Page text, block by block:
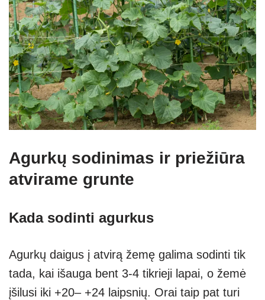
Agurkų sodinimas ir priežiūra
atvirame grunte
Kada sodinti agurkus
Agurkų daigus į atvirą žemę galima sodinti tik
tada, kai išauga bent 3-4 tikrieji lapai, o žemė
įšilusi iki +20– +24 laipsnių. Orai taip pat turi